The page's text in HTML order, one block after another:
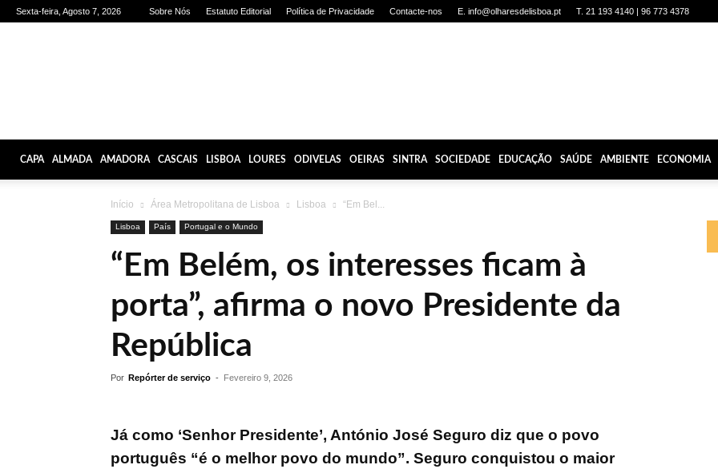
Sexta-feira, Agosto 7, 2026 Sobre Nós Estatuto Editorial Política de Privacidade Contacte-nos E. info@olharesdelisboa.pt T. 21 193 4140 | 96 773 4378
CAPA ALMADA AMADORA CASCAIS LISBOA LOURES ODIVELAS OEIRAS SINTRA SOCIEDADE EDUCAÇÃO SAÚDE AMBIENTE ECONOMIA
Início Área Metropolitana de Lisboa Lisboa “Em Bel...
Lisboa País Portugal e o Mundo
“Em Belém, os interesses ficam à
porta”, afirma o novo Presidente da
República
Por Repórter de serviço - Fevereiro 9, 2026
Já como ‘Senhor Presidente’, António José Seguro diz que o povo
português “é o melhor povo do mundo”. Seguro conquistou o maior